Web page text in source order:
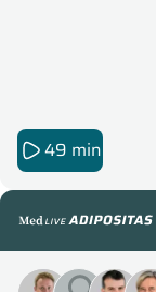
49 min
medLive